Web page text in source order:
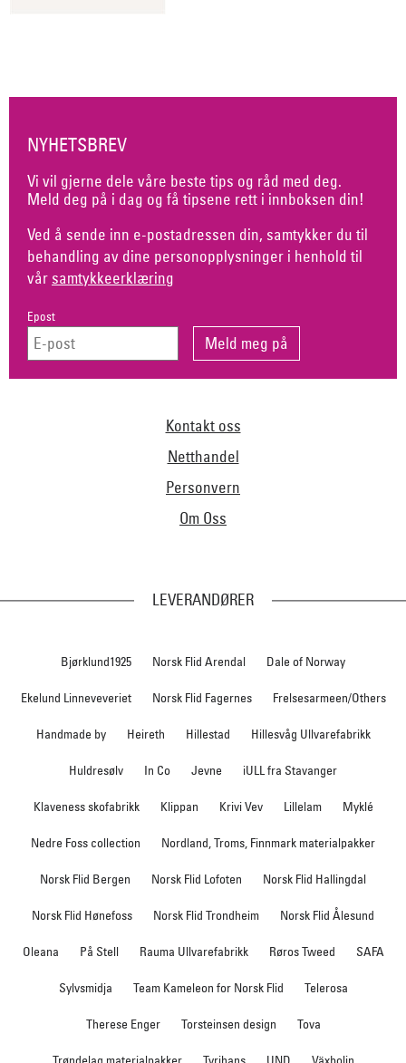
NYHETSBREV
Vi vil gjerne dele våre beste tips og råd med deg.
Meld deg på i dag og få tipsene rett i innboksen din!
Ved å sende inn e-postadressen din, samtykker du til
behandling av dine personopplysninger i henhold til
vår samtykkeerklæring
Epost
Kontakt oss
Netthandel
Personvern
Om Oss
LEVERANDØRER
Bjørklund1925 Norsk Flid Arendal Dale of Norway
Ekelund Linneveveriet Norsk Flid Fagernes Frelsesarmeen/Others
Handmade by Heireth Hillestad Hillesvåg Ullvarefabrikk
Huldresølv In Co Jevne iULL fra Stavanger
Klaveness skofabrikk Klippan Krivi Vev Lillelam Myklé
Nedre Foss collection Nordland, Troms, Finnmark materialpakker
Norsk Flid Bergen Norsk Flid Lofoten Norsk Flid Hallingdal
Norsk Flid Hønefoss Norsk Flid Trondheim Norsk Flid Ålesund
Oleana På Stell Rauma Ullvarefabrikk Røros Tweed SAFA
Sylvsmidja Team Kameleon for Norsk Flid Telerosa
Therese Enger Torsteinsen design Tova